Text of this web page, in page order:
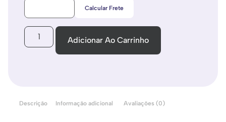
Calcular Frete
Adicionar Ao Carrinho
Descrição Informação adicional Avaliações (0)